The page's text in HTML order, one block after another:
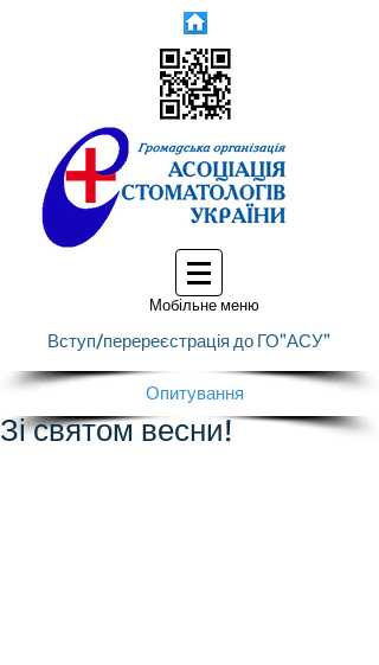
Мобільне меню
Вступ/перереєстрація до ГО"АСУ"
Опитування
Зі святом весни!